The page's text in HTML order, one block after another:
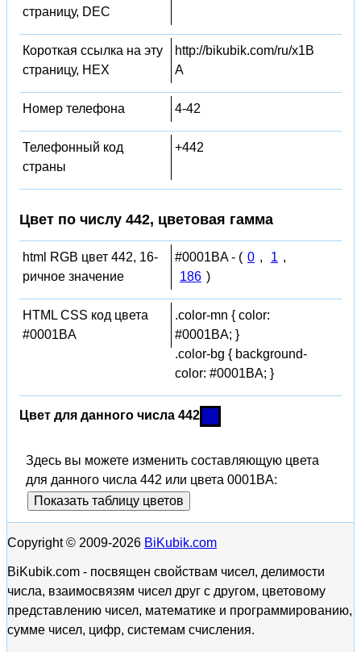
страницу, DEC
Короткая ссылка на эту
страницу, HEX
http://bikubik.com/ru/x1B
A
Номер телефона 4-42
Телефонный код
страны
+442
Цвет по числу 442, цветовая гамма
html RGB цвет 442, 16-
ричное значение
#0001BA - ( 0 , 1 ,
186 )
HTML CSS код цвета
#0001BA
.color-mn { color:
#0001BA; }
.color-bg { background-
color: #0001BA; }
Цвет для данного числа 442
Здесь вы можете изменить составляющую цвета
для данного числа 442 или цвета 0001BA:
Показать таблицу цветов
Copyright © 2009-2026 BiKubik.com
BiKubik.com - посвящен свойствам чисел, делимости
числа, взаимосвязям чисел друг с другом, цветовому
представлению чисел, математике и программированию,
сумме чисел, цифр, системам счисления.